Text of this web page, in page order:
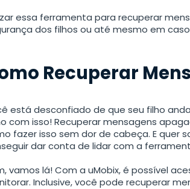
essa ferramenta para recuperar
dos filhos ou até mesmo em
Recuperar
está desconfiado de que seu filho
com isso! Recuperar mensagens
fazer isso sem dor de cabeça. E quer
dar conta de lidar com a
vamos lá! Com a uMobix, é possível
Inclusive, você pode recuperar
Android